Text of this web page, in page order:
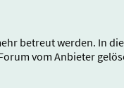
betreut werden. In
vom Anbieter